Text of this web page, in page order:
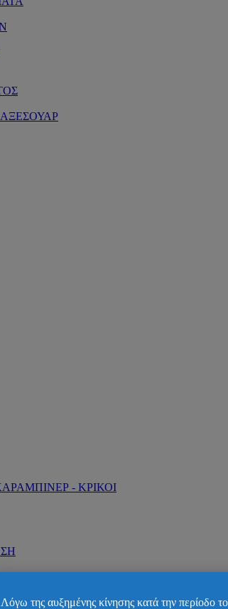
- ΚΡΙΚΟΙ
Λόγω της αυξημένης κίνησης κατά την περίοδο